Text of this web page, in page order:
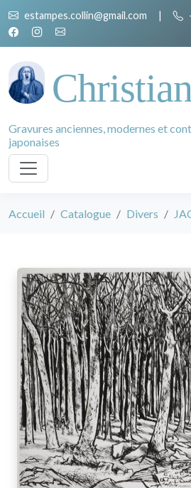
estampes.collin@gmail.com |
Gravures anciennes, modernes et
japonaises
Accueil Catalogue Divers